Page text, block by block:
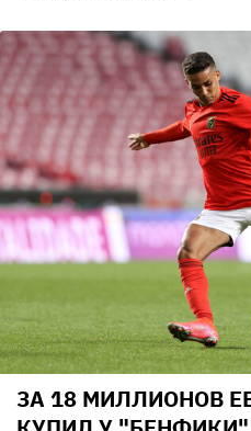
ЗА 18 МИЛЛИОНОВ